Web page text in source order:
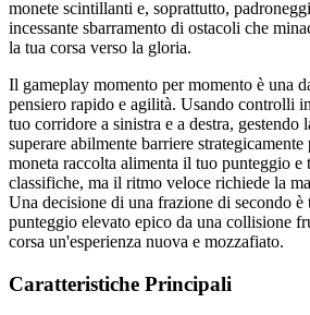
monete scintillanti e, soprattutto,
incessante sbarramento di ostacoli che
la tua corsa verso la gloria.
Il gameplay momento per momento è una
pensiero rapido e agilità. Usando controlli
tuo corridore a sinistra e a destra, gestendo
superare abilmente barriere
moneta raccolta alimenta il tuo punteggio
classifiche, ma il ritmo veloce richiede la
Una decisione di una frazione di secondo è
punteggio elevato epico da una collisione
corsa un'esperienza nuova e mozzafiato.
Caratteristiche Principali